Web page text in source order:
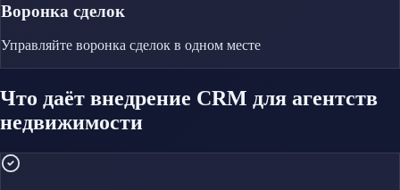
Воронка сделок
Управляйте воронка сделок в одном месте
Что даёт внедрение CRM для агентств
недвижимости